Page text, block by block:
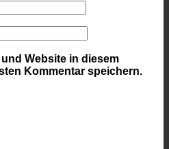
Website in diesem
Kommentar speichern.